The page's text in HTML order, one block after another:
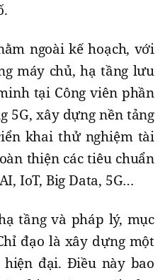
ngoài kế hoạch, với
máy chủ, hạ tầng lưu
tại Công viên phần
5G, xây dựng nền tảng
khai thử nghiệm tài
thiện các tiêu chuẩn
IoT, Big Data, 5G…
tầng và pháp lý, mục
đạo là xây dựng một
đại. Điều này bao